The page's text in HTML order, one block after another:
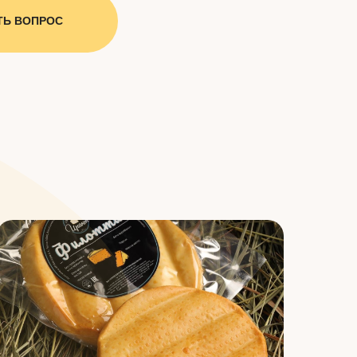
ВОПРОС